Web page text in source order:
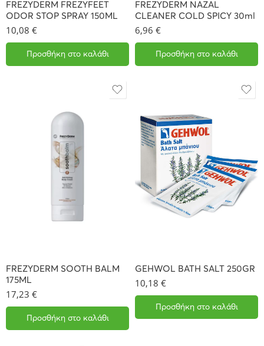
FREZYDERM FREZYFEET
ODOR STOP SPRAY 150ML
10,08 €
Προσθήκη στο καλάθι
FREZYDERM NAZAL
CLEANER COLD SPICY 30ml
6,96 €
Προσθήκη στο καλάθι
FREZYDERM SOOTH BALM
175ML
17,23 €
Προσθήκη στο καλάθι
GEHWOL BATH SALT 250GR
10,18 €
Προσθήκη στο καλάθι